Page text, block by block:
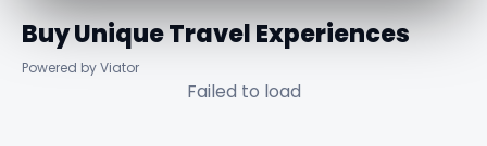
Buy Unique Travel Experiences
Powered by Viator
Failed to load